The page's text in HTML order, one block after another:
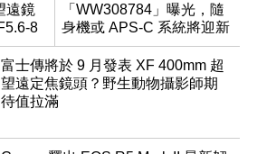
遠鏡
8
「WW308784」曝光，隨
身機或 APS-C 系統將迎新
成員？
富士傳將於 9 月發表 XF 400mm 超
望遠定焦鏡頭？野生動物攝影師期
待值拉滿